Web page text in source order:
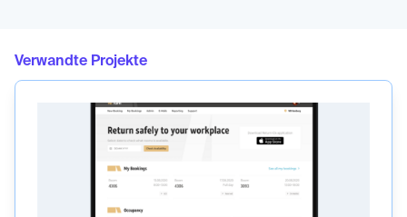
Verwandte Projekte